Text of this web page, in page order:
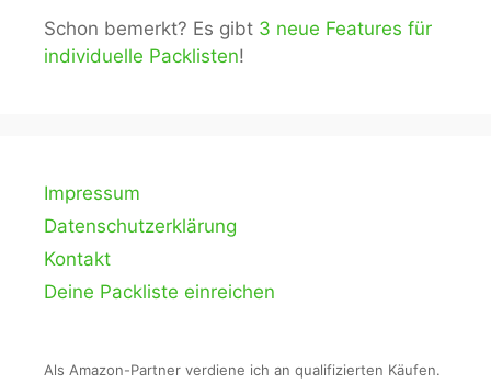
Schon bemerkt? Es gibt 3 neue Features für
individuelle Packlisten!
Impressum
Datenschutzerklärung
Kontakt
Deine Packliste einreichen
Als Amazon-Partner verdiene ich an qualifizierten Käufen.